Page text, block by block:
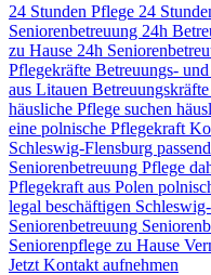
24 Stunden Pflege 24
Seniorenbetreuung 24h
zu Hause 24h
Pflegekräfte Betreuungs-
aus Litauen
häusliche Pflege suchen
eine polnische Pflegekraft
Schleswig-Flensburg
Seniorenbetreuung Pflege
Pflegekraft aus Polen
legal beschäftigen
Seniorenbetreuung
Seniorenpflege zu Hause
Jetzt Kontakt aufnehmen